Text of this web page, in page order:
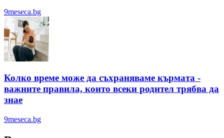
9meseca.bg
Колко време може да съхраняваме кърмата -
важните правила, които всеки родител трябва да
знае
9meseca.bg